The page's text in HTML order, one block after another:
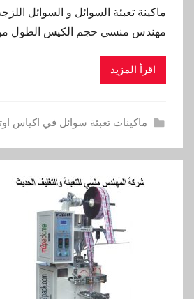
مهندس منسي حجم الكيس الطول من 5
اقرأ المزيد
ماكينات تعبئة سوائل في اكياس